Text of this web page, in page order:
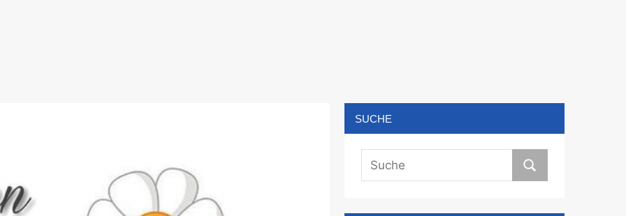
SUCHE